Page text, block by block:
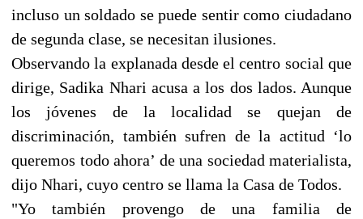
incluso un soldado se puede sentir como ciudadano
de segunda clase, se necesitan ilusiones.
Observando la explanada desde el centro social que
dirige, Sadika Nhari acusa a los dos lados. Aunque
los jóvenes de la localidad se quejan de
discriminación, también sufren de la actitud ‘lo
queremos todo ahora’ de una sociedad materialista,
dijo Nhari, cuyo centro se llama la Casa de Todos.
"Yo también provengo de una familia de